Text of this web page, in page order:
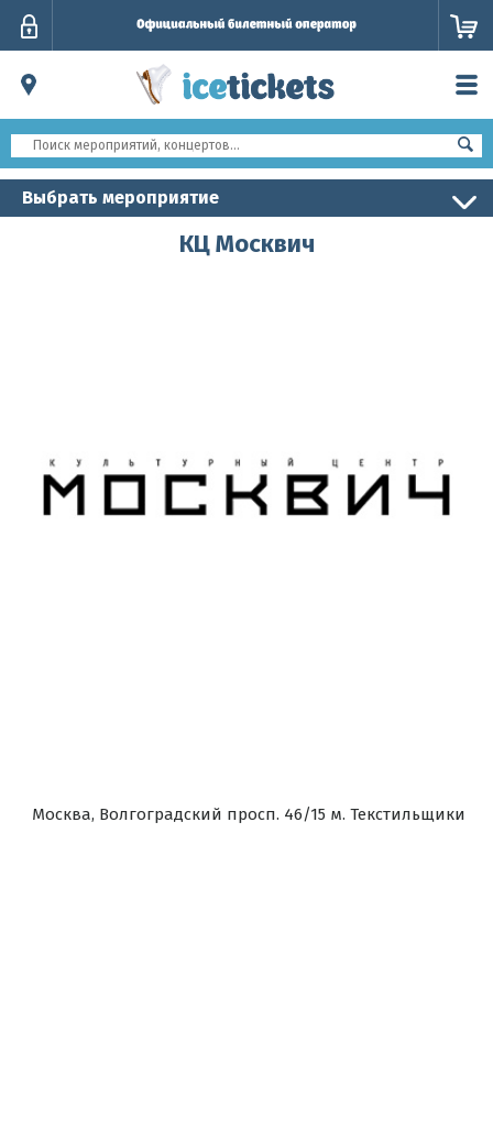
Выбрать мероприятие
КЦ Москвич
Москва, Волгоградский просп. 46/15 м. Текстильщики